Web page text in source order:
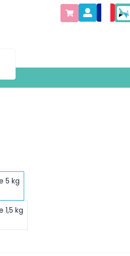
5 kg
1,5 kg